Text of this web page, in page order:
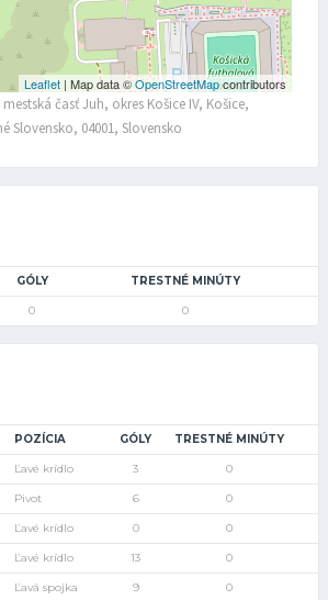
Leaflet | Map data ©OpenStreetMapcontributors
časť Juh, okres Košice IV, Košice,
Slovensko, 04001, Slovensko
GÓLY TRESTNÉ MINÚTY
0 0
POZÍCIA GÓLY TRESTNÉ MINÚTY
Ľavé krídlo 3 0
Pivot 6 0
Ľavé krídlo 0 0
Ľavé krídlo 13 0
Ľavá spojka 9 0